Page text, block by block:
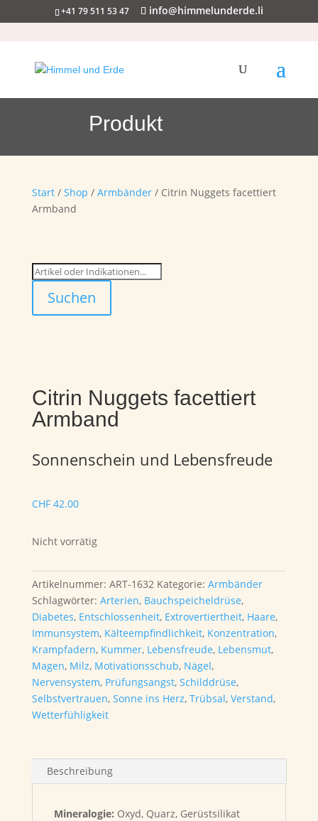
+41 79 511 53 47 info@himmelunderde.li
Produkt
Start/ Shop / Armbänder/ Citrin Nuggets facettiert
Armband
Suchen
Citrin Nuggets facettiert
Armband
Sonnenschein und Lebensfreude
CHF42.00
Nicht vorrätig
Artikelnummer: ART-1632 Kategorie: Armbänder
Schlagwörter: Arterien, Bauchspeicheldrüse,
Diabetes, Entschlossenheit, Extrovertiertheit, Haare,
Immunsystem, Kälteempfindlichkeit, Konzentration,
Krampfadern, Kummer, Lebensfreude, Lebensmut,
Magen, Milz, Motivationsschub, Nägel,
Nervensystem, Prüfungsangst, Schilddrüse,
Selbstvertrauen, Sonne ins Herz, Trübsal, Verstand,
Wetterfühligkeit
Beschreibung
Mineralogie: Oxyd, Quarz, Gerüstsilikat